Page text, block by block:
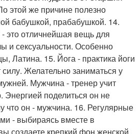
этой же причине полезно
бабушкой, прабабушкой. 14.
это отличнейшая вещь для
и сексуальности. Особенно
Латина. 15. Йога - практика йоги
силу. Желательно заниматься у
Мужчина - тренер учит
Энергией поделиться он не
что он - мужчина. 16. Регулярные
- выбираясь вместе в